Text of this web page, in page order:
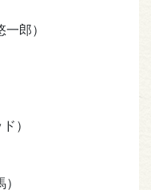
郎）
）
）